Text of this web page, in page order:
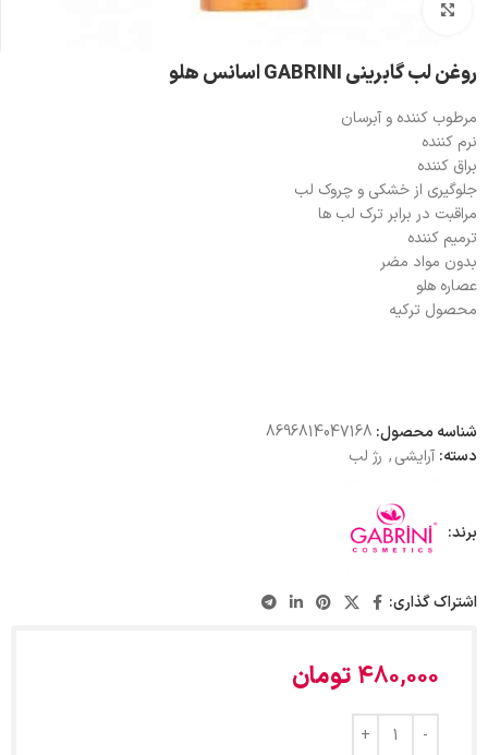
روغن لب گابرینی GABRINI اسانس هلو
مرطوب کننده و آبرسان
نرم کننده
براق کننده
جلوگیری از خشکی و چروک لب
مراقبت در برابر ترک لب ها
ترمیم کننده
بدون مواد مضر
عصاره هلو
محصول ترکیه
شناسه محصول: 8696814047168
دسته: آرایشی, رژ لب
برند:
اشتراک گذاری:
480,000 تومان